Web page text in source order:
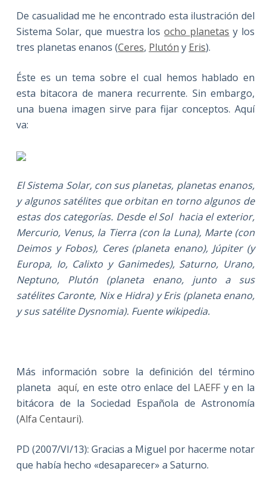
De casualidad me he encontrado esta ilustración del
Sistema Solar, que muestra losocho planetas y los
tres planetas enanos (Ceres, Plutón y Eris).
Éste es un tema sobre el cual hemos hablado en
esta bitacora de manera recurrente. Sin embargo,
una buena imagen sirve para fijar conceptos. Aquí
va:
El Sistema Solar, con sus planetas, planetas enanos,
y algunos satélites que orbitan en torno algunos de
estas dos categorías. Desde el Sol hacia el exterior,
Mercurio, Venus, la Tierra (con la Luna), Marte (con
Deimos y Fobos), Ceres (planeta enano), Júpiter (y
Europa, Io, Calixto y Ganimedes), Saturno, Urano,
Neptuno, Plutón (planeta enano, junto a sus
satélites Caronte, Nix e Hidra) y Eris (planeta enano,
y sus satélite Dysnomia). Fuente wikipedia.
Más información sobre la definición del término
planetaaquí, en este otro enlace del LAEFFy en la
bitácora de la Sociedad Española de Astronomía
(Alfa Centauri).
PD (2007/VI/13): Gracias a Miguel por hacerme notar
que había hecho «desaparecer» a Saturno.